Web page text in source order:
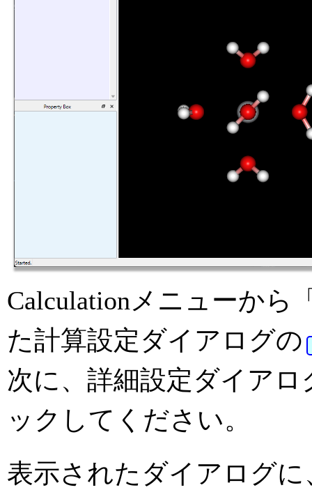
Calculationメニューから
た計算設定ダイアログの
次に、詳細設定ダイア
ックしてください。
表示されたダイアログ